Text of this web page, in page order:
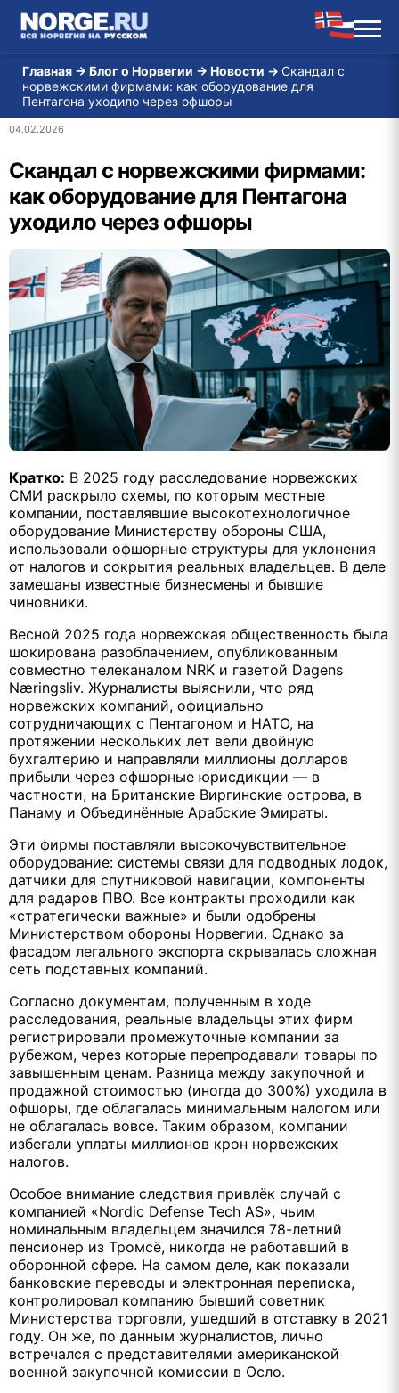
Главная → Блог о Норвегии → Новости → Скандал с
норвежскими фирмами: как оборудование для
Пентагона уходило через офшоры
04.02.2026
Скандал с норвежскими фирмами:
как оборудование для Пентагона
уходило через офшоры
Кратко: В 2025 году расследование норвежских
СМИ раскрыло схемы, по которым местные
компании, поставлявшие высокотехнологичное
оборудование Министерству обороны США,
использовали офшорные структуры для уклонения
от налогов и сокрытия реальных владельцев. В деле
замешаны известные бизнесмены и бывшие
чиновники.
Весной 2025 года норвежская общественность была
шокирована разоблачением, опубликованным
совместно телеканалом NRK и газетой Dagens
Næringsliv. Журналисты выяснили, что ряд
норвежских компаний, официально
сотрудничающих с Пентагоном и НАТО, на
протяжении нескольких лет вели двойную
бухгалтерию и направляли миллионы долларов
прибыли через офшорные юрисдикции — в
частности, на Британские Виргинские острова, в
Панаму и Объединённые Арабские Эмираты.
Эти фирмы поставляли высокочувствительное
оборудование: системы связи для подводных лодок,
датчики для спутниковой навигации, компоненты
для радаров ПВО. Все контракты проходили как
«стратегически важные» и были одобрены
Министерством обороны Норвегии. Однако за
фасадом легального экспорта скрывалась сложная
сеть подставных компаний.
Согласно документам, полученным в ходе
расследования, реальные владельцы этих фирм
регистрировали промежуточные компании за
рубежом, через которые перепродавали товары по
завышенным ценам. Разница между закупочной и
продажной стоимостью (иногда до 300%) уходила в
офшоры, где облагалась минимальным налогом или
не облагалась вовсе. Таким образом, компании
избегали уплаты миллионов крон норвежских
налогов.
Особое внимание следствия привлёк случай с
компанией «Nordic Defense Tech AS», чьим
номинальным владельцем значился 78-летний
пенсионер из Тромсё, никогда не работавший в
оборонной сфере. На самом деле, как показали
банковские переводы и электронная переписка,
контролировал компанию бывший советник
Министерства торговли, ушедший в отставку в 2021
году. Он же, по данным журналистов, лично
встречался с представителями американской
военной закупочной комиссии в Осло.